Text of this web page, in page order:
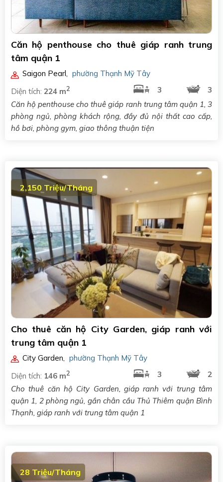
Căn hộ penthouse cho thuê giáp ranh trung
tâm quận 1
Saigon Pearl, phường Thạnh Mỹ Tây
Diện tích: 224 m2 3
3
Căn hộ penthouse cho thuê giáp ranh trung tâm quận 1, 3
phòng ngủ, phòng khách rộng, đầy đủ nội thất cao cấp,
hồ bơi, phòng gym, giao thông thuận tiện
2,150 Triệu/Tháng
Cho thuê căn hộ City Garden, giáp ranh với
trung tâm quận 1
City Garden
phường Thạnh Mỹ Tây
Diện tích: 146 m2 3
2
Cho thuê căn hộ City Garden, giáp ranh với trung tâm
quận 1, 2 phòng ngủ, gần chân cầu Thủ Thiêm quận Bình
Thạnh, giáp ranh với trung tâm quận 1
28 Triệu/Tháng